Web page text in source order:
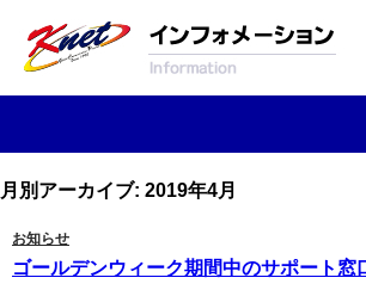
月別アーカイブ: 2019年4月
お知らせ
ゴールデンウィーク期間中のサポート窓